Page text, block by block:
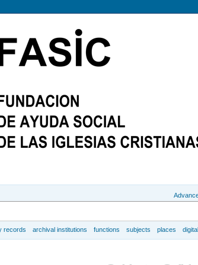
records archival institutions functions subjects places